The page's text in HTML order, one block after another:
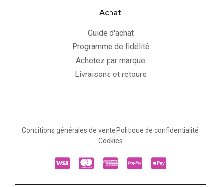
Achat
Guide d'achat
Programme de fidélité
Achetez par marque
Livraisons et retours
Conditions générales de vente Politique de confidentialité
Cookies